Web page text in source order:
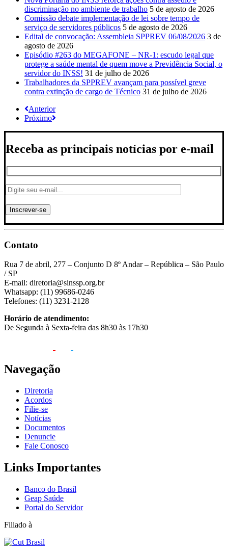
discriminação no ambiente de trabalho 5 de agosto de 2026
Comissão debate implementação de lei sobre tempo de
serviço de servidores públicos 5 de agosto de 2026
Edital de convocação: Assembleia SPPREV 06/08/2026 3 de
agosto de 2026
Episódio #263 do MEGAFONE – NR-1: escudo legal que
protege a saúde mental de quem move a Previdência Social, o
servidor do INSS! 31 de julho de 2026
Trabalhadores da SPPREV avançam para possível greve
contra extinção de cargo de Técnico 31 de julho de 2026
Anterior
Próximo
Receba as principais notícias por e-mail
Contato
Rua 7 de abril, 277 – Conjunto D 8º Andar – República – São Paulo
/ SP
E-mail: diretoria@sinssp.org.br
Whatsapp: (11) 99686-0246
Telefones: (11) 3231-2128
Horário de atendimento:
De Segunda à Sexta-feira das 8h30 às 17h30
Navegação
Diretoria
Acordos
Filie-se
Notícias
Documentos
Denuncie
Fale Conosco
Links Importantes
Banco do Brasil
Geap Saúde
Portal do Servidor
Filiado à